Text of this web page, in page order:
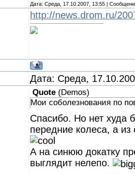
Дата: Среда, 17.10.2007, 13:55 |
http://news.drom.ru/
Дата: Среда,
Quote (Demos)
Мои соболезнования по
Спасибо. Но нет худа
передние колеса, а
А на синюю докатку
выглядит нелепо.